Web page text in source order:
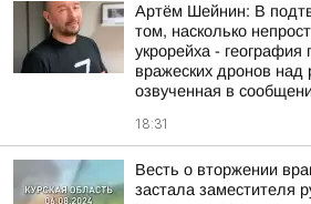
Артём Шейнин: В
том, насколько
укрорейха - география
вражеских дронов над
озвученная в
18:31
Весть о вторжении
застала заместителя